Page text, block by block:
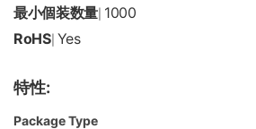
最小個装数量 1000
RoHS| Yes
特性:
Package Type